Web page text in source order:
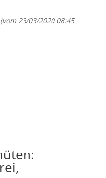
23/03/2020 08:45